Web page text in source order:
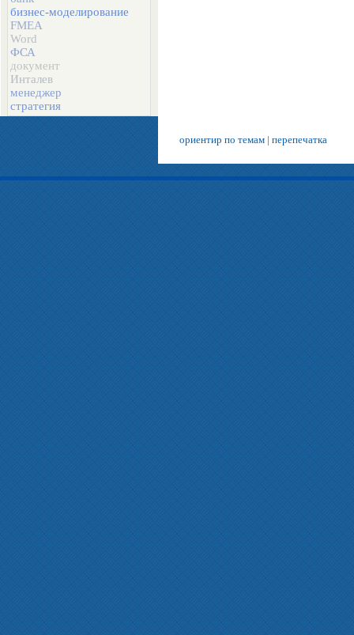
бизнес-моделирование
FMEA
Word
ФСА
документ
Инталев
менеджер
стратегия
ориентир по темам | перепечатка